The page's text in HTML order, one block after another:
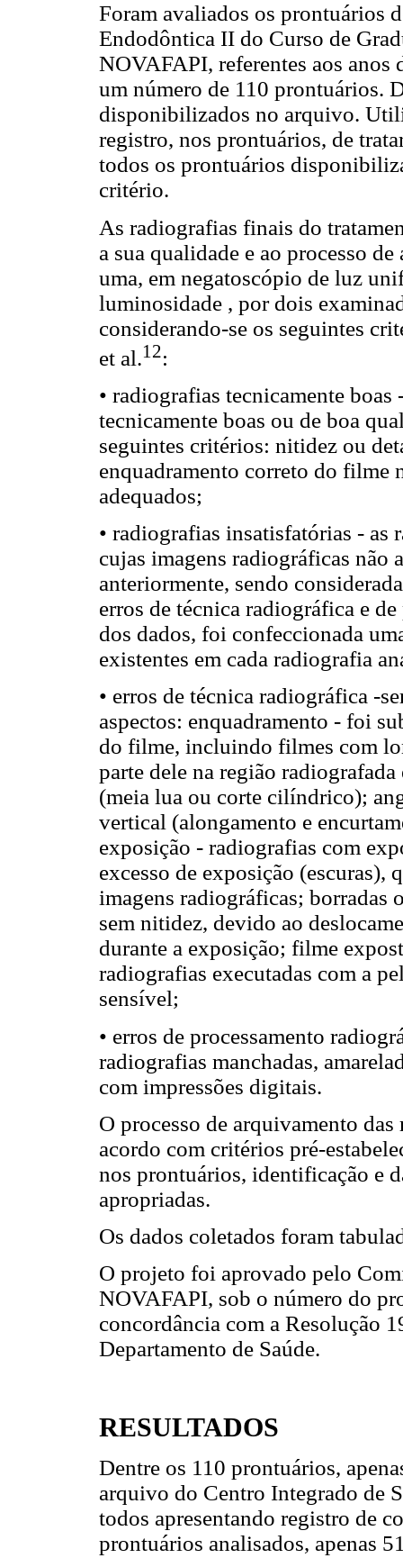
Foram avaliados os prontuários
Endodôntica II do Curso de
NOVAFAPI, referentes aos
um número de 110 prontuários.
disponibilizados no arquivo.
registro, nos prontuários, de
todos os prontuários
critério.
As radiografias finais do
a sua qualidade e ao processo
uma, em negatoscópio de luz
luminosidade , por dois
considerando-se os seguintes
et al.12:
• radiografias tecnicamente
tecnicamente boas ou de boa
seguintes critérios: nitidez ou
enquadramento correto do filme
adequados;
• radiografias insatisfatórias - as
cujas imagens radiográficas não
anteriormente, sendo
erros de técnica radiográfica e
dos dados, foi confeccionada
existentes em cada radiografia
• erros de técnica radiográfica -
aspectos: enquadramento - foi
do filme, incluindo filmes com
parte dele na região
(meia lua ou corte cilíndrico);
vertical (alongamento e
exposição - radiografias com
excesso de exposição (escuras),
imagens radiográficas; borradas
sem nitidez, devido ao
durante a exposição; filme
radiografias executadas com a
sensível;
• erros de processamento
radiografias manchadas,
com impressões digitais.
O processo de arquivamento
acordo com critérios pré-
nos prontuários, identificação e
apropriadas.
Os dados coletados foram
O projeto foi aprovado pelo
NOVAFAPI, sob o número do
concordância com a Resolução
Departamento de Saúde.
RESULTADOS
Dentre os 110 prontuários,
arquivo do Centro Integrado de
todos apresentando registro de
prontuários analisados, apenas